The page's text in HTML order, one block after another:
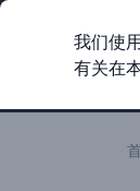
我们使
有关在